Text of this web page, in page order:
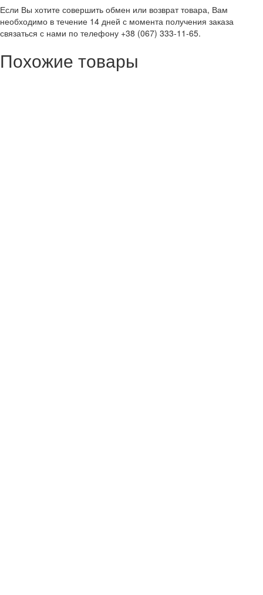
Если Вы хотите совершить обмен или возврат товара, Вам
необходимо в течение 14 дней с момента получения заказа
связаться с нами по телефону +38 (067) 333-11-65.
Похожие товары